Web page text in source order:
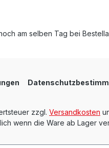
am selben Tag bei
zzgl. Versandkosten
wenn die Ware ab Lager